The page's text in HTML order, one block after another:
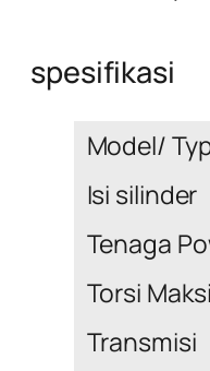
spesifikasi
Model/
Isi silinder
Tenaga
Torsi
Transmisi